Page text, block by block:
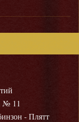
№ 11
- Плятт